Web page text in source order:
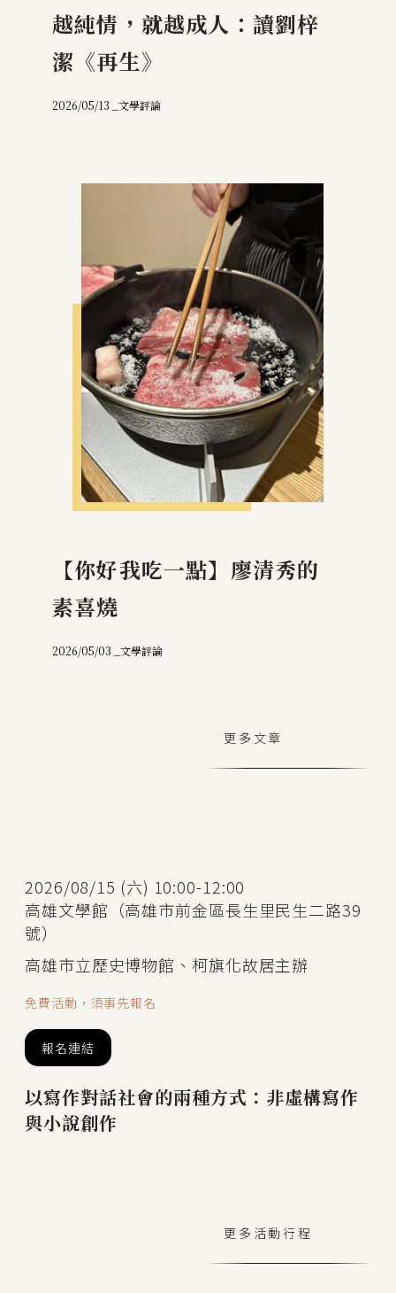
越純情，就越成人：讀劉梓
潔《再生》
2026/05/13 _ 文學評論
【你好我吃一點】廖清秀的
素喜燒
2026/05/03 _ 文學評論
更多文章
2026/08/15 (六) 10:00-12:00
高雄文學館（高雄市前金區長生里民生二路39
號）
高雄市立歷史博物館、柯旗化故居主辦
免費活動，須事先報名
報名連結
以寫作對話社會的兩種方式：非虛構寫作
與小說創作
更多活動行程